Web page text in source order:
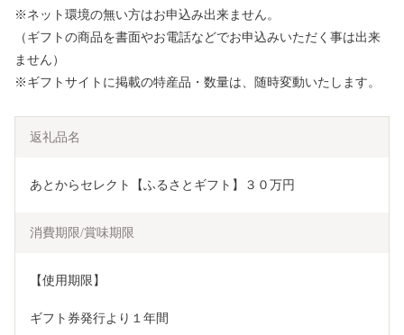
※ネット環境の無い方はお申込み出来ません。
（ギフトの商品を書面やお電話などでお申込みいただく事は出来
ません）
※ギフトサイトに掲載の特産品・数量は、随時変動いたします。
返礼品名
あとからセレクト【ふるさとギフト】３０万円
消費期限/賞味期限
【使用期限】
ギフト券発行より１年間